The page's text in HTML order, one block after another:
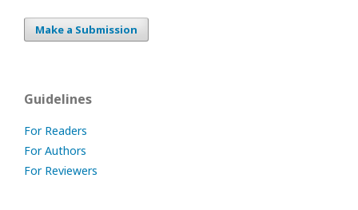
Make a Submission
Guidelines
For Readers
For Authors
For Reviewers